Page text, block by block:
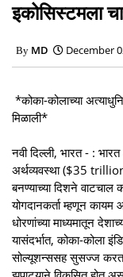
इकोसिस्‍टमला
MD December
*कोका-कोलाच्‍या
मिळाली*
नवी दिल्‍ली, भारत - :
अर्थव्‍यवस्‍था ($35
बनण्‍याच्‍या दिशने
योगदानकर्ता म्‍हणून
धोरणांच्‍या माध्‍यमातून
यासंदर्भात, कोका-कोला
सोल्‍यूशन्‍ससह सुसज्‍ज